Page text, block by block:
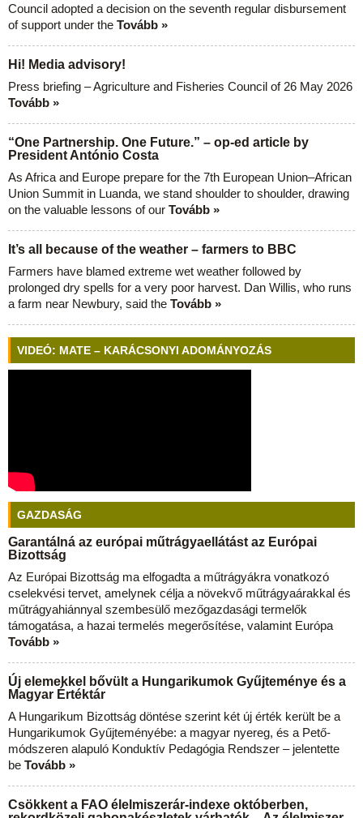
Council adopted a decision on the seventh regular disbursement
of support under the Tovább »
Hi! Media advisory!
Press briefing – Agriculture and Fisheries Council of 26 May 2026
Tovább »
“One Partnership. One Future.” – op-ed article by
President António Costa
As Africa and Europe prepare for the 7th European Union–African
Union Summit in Luanda, we stand shoulder to shoulder, drawing
on the valuable lessons of our Tovább »
It’s all because of the weather – farmers to BBC
Farmers have blamed extreme wet weather followed by
prolonged dry spells for a very poor harvest. Dan Willis, who runs
a farm near Newbury, said the Tovább »
VIDEÓ: MATE – KARÁCSONYI ADOMÁNYOZÁS
GAZDASÁG
Garantálná az európai műtrágyaellátást az Európai
Bizottság
Az Európai Bizottság ma elfogadta a műtrágyákra vonatkozó
cselekvési tervet, amelynek célja a növekvő műtrágyaárakkal és
műtrágyahiánnyal szembesülő mezőgazdasági termelők
támogatása, a hazai termelés megerősítése, valamint Európa
Tovább »
Új elemekkel bővült a Hungarikumok Gyűjteménye és a
Magyar Értéktár
A Hungarikum Bizottság döntése szerint két új érték került be a
Hungarikumok Gyűjteményébe: a magyar nyereg, és a Pető-
módszeren alapuló Konduktív Pedagógia Rendszer – jelentette
be Tovább »
Csökkent a FAO élelmiszerár-indexe októberben,